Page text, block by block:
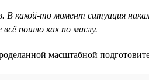
В какой-то момент ситуация
пошло как по маслу.
масштабной